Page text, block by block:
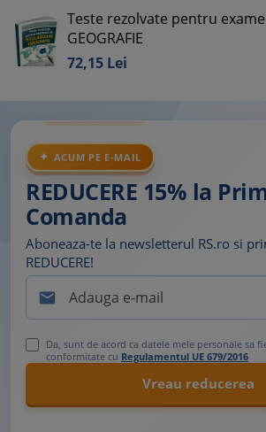
Teste rezolvate pentru
GEOGRAFIE
72,15 Lei
ACUM PE E-MAIL
REDUCERE 15% la
Comanda
Aboneaza-te la newsletterul RS.ro si
REDUCERE!

Da, sunt de acord ca datele mele personale sa
conformitate cu Regulamentul UE 679/2016